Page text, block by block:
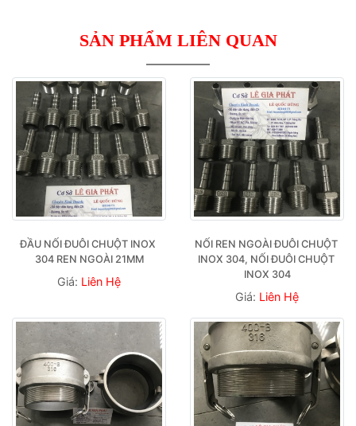
SẢN PHẨM LIÊN QUAN
ĐẦU NỐI ĐUÔI CHUỘT INOX
304 REN NGOÀI 21MM
Giá: Liên Hệ
NỐI REN NGOÀI ĐUÔI CHUỘT
INOX 304, NỐI ĐUÔI CHUỘT
INOX 304
Giá: Liên Hệ